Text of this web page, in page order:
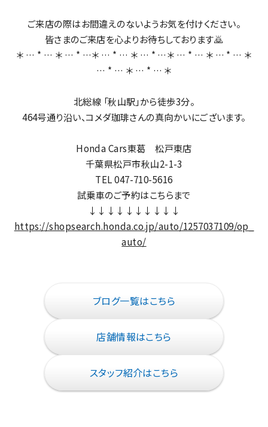
ご来店の際はお間違えのないようお気を付けください。
皆さまのご来店を心よりお待ちしております🙇
＊ … * … ＊ … * …＊ … * … ＊ … * …＊ … * … ＊ … * … ＊
… * … ＊ … * … ＊
北総線 「秋山駅」から徒歩3分。
464号通り沿い、コメダ珈琲さんの真向かいにございます。
Honda Cars東葛 松戸東店
千葉県松戸市秋山2-1-3
TEL 047-710-5616
試乗車のご予約はこちらまで
↓↓↓↓↓↓↓↓↓↓
https://shopsearch.honda.co.jp/auto/1257037109/op_
auto/
ブログ一覧はこちら
店舗情報はこちら
スタッフ紹介はこちら